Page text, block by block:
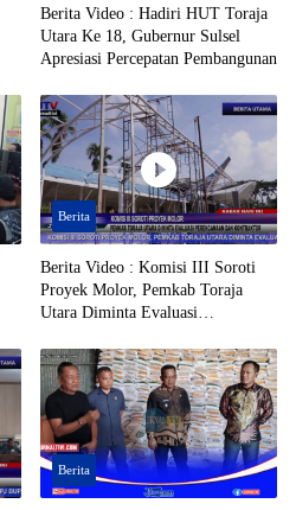
Berita Video : Hadiri HUT Toraja
Utara Ke 18, Gubernur Sulsel
Apresiasi Percepatan Pembangunan
Berita
Berita Video : Komisi III Soroti
Proyek Molor, Pemkab Toraja
Utara Diminta Evaluasi
Berita